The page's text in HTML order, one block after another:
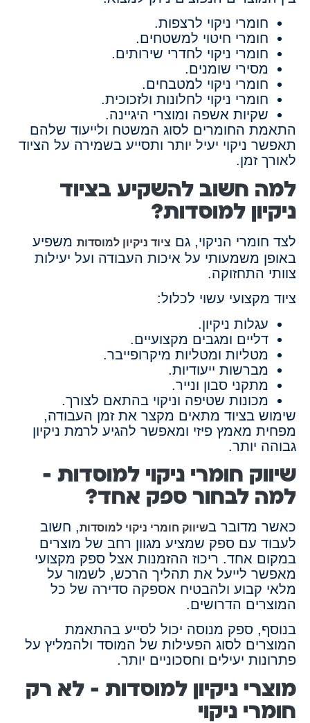
חומרי ניקוי לרצפות.
חומרי חיטוי למשטחים.
חומרי ניקוי לחדרי שירותים.
מסירי שומנים.
חומרי ניקוי למטבחים.
חומרי ניקוי לחלונות ולזכוכית.
שקיות אשפה ומוצרי היגיינה.
התאמת החומרים לסוג המשטח ולייעוד שלהם
תאפשר ניקוי יעיל יותר ותסייע בשמירה על הציוד
לאורך זמן.
למה חשוב להשקיע בציוד
ניקיון למוסדות?
לצד חומרי הניקוי, גם ציוד ניקיון למוסדות משפיע
באופן משמעותי על איכות העבודה ועל יעילות
צוותי התחזוקה.
ציוד מקצועי עשוי לכלול:
עגלות ניקיון.
דליים ומגבים מקצועיים.
מטליות ומטליות מיקרופייבר.
מברשות ייעודיות.
מתקני סבון ונייר.
מכונות שטיפה וניקוי בהתאם לצורך.
שימוש בציוד מתאים מקצר את זמן העבודה,
מפחית מאמץ פיזי ומאפשר להגיע לרמת ניקיון
גבוהה יותר.
שיווק חומרי ניקוי למוסדות –
למה לבחור ספק אחד?
כאשר מדובר בשיווק חומרי ניקוי למוסדות, חשוב
לעבוד עם ספק שמציע מגוון רחב של מוצרים
במקום אחד. ריכוז ההזמנות אצל ספק מקצועי
מאפשר לייעל את תהליך הרכש, לשמור על
מלאי קבוע ולהבטיח אספקה סדירה של כל
המוצרים הדרושים.
בנוסף, ספק מנוסה יכול לסייע בהתאמת
המוצרים לסוג הפעילות של המוסד ולהמליץ על
פתרונות יעילים וחסכוניים יותר.
מוצרי ניקיון למוסדות – לא רק
חומרי ניקוי